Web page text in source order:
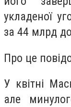
укладеної
за 44 млрд
Про це
У квітні
але